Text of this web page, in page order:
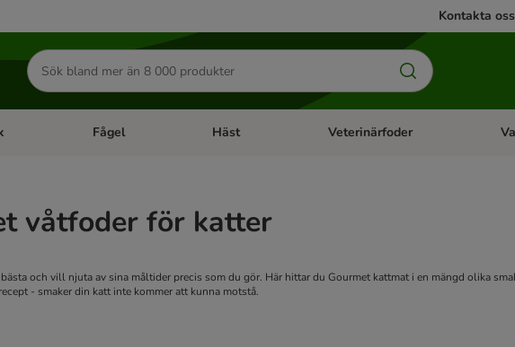
Kontakta oss
Sök
efter
produkter
category menu: SmådjurOpen category menu: Fisk
Fågel Open category menu: Fågel
Häst Open category menu: Häst
Veterinärfoder
våtfoder för katter
och vill njuta av sina måltider precis som du gör. Här hittar du Gourmet kattmat i en mängd olika
- smaker din katt inte kommer att kunna motstå.